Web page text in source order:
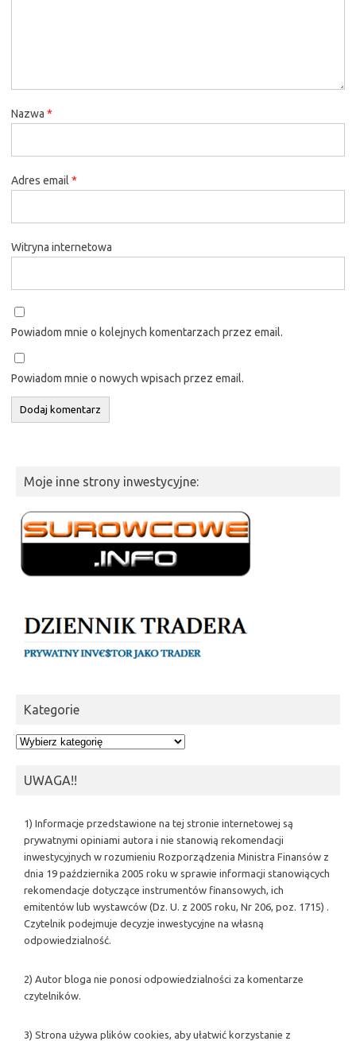
Nazwa *
Adres email *
Witryna internetowa
Powiadom mnie o kolejnych komentarzach przez email.
Powiadom mnie o nowych wpisach przez email.
Moje inne strony inwestycyjne:
Kategorie
Kategorie
UWAGA!!
1) Informacje przedstawione na tej stronie internetowej są
prywatnymi opiniami autora i nie stanowią rekomendacji
inwestycyjnych w rozumieniu Rozporządzenia Ministra Finansów z
dnia 19 października 2005 roku w sprawie informacji stanowiących
rekomendacje dotyczące instrumentów finansowych, ich
emitentów lub wystawców (Dz. U. z 2005 roku, Nr 206, poz. 1715) .
Czytelnik podejmuje decyzje inwestycyjne na własną
odpowiedzialność.
2) Autor bloga nie ponosi odpowiedzialności za komentarze
czytelników.
3) Strona używa plików cookies, aby ułatwić korzystanie z